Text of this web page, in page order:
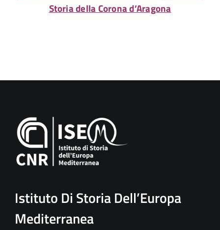
Storia della Corona d’Aragona
Istituto Di Storia Dell’Europa
Mediterranea